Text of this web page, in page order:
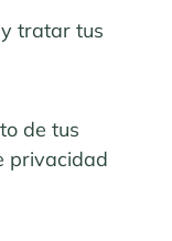
tratar tus
de tus
privacidad